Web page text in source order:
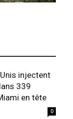
injectent
339
en tête
0